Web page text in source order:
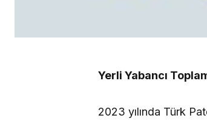
Yerli Yabancı
2023 yılında Türk